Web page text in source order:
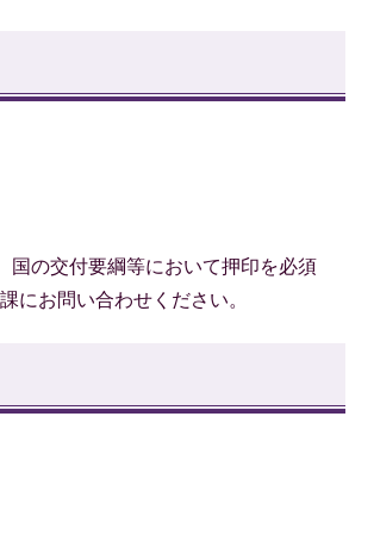
国の交付要綱等において押印を必須
にお問い合わせください。